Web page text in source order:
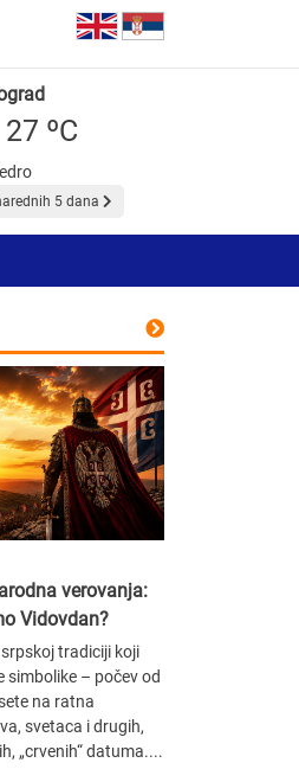
27 ºC
5 dana
verovanja:
Vidovdan?
tradiciji koji
simbolike – počev od
na ratna
svetaca i drugih,
„crvenih“ datuma....